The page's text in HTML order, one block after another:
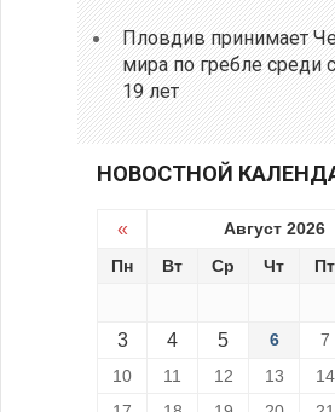
Пловдив принимает
мира по гребле среди
19 лет
НОВОСТНОЙ
« Август 2026
Пн Вт Ср Чт Пт
3 4 5 6 7
10
11 12 13 14